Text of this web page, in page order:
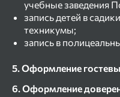
учебные заведения
запись детей в
техникумы;
запись в
5. Оформление
6. Оформление